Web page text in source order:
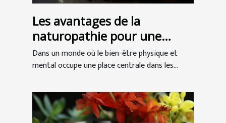
Les avantages de la
naturopathie pour une
meilleure santé globale
Dans un monde où le bien-être physique et
mental occupe une place centrale dans les...